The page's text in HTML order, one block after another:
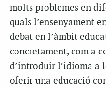
molts problemes en
quals l’ensenyament
debat en l’àmbit
concretament, com a
d’introduir l’idioma a
oferir una educació